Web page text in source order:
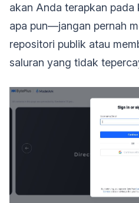
akan Anda terapkan pada
apa pun—jangan pernah
repositori publik atau
saluran yang tidak